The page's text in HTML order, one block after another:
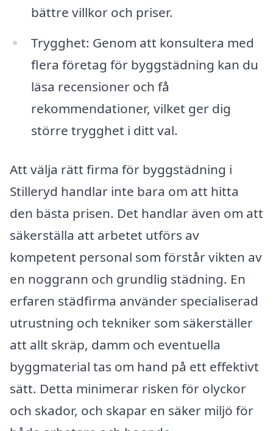
bättre villkor och priser.
Trygghet: Genom att konsultera med
flera företag för byggstädning kan du
läsa recensioner och få
rekommendationer, vilket ger dig
större trygghet i ditt val.
Att välja rätt firma för byggstädning i
Stilleryd handlar inte bara om att hitta
den bästa prisen. Det handlar även om att
säkerställa att arbetet utförs av
kompetent personal som förstår vikten av
en noggrann och grundlig städning. En
erfaren städfirma använder specialiserad
utrustning och tekniker som säkerställer
att allt skräp, damm och eventuella
byggmaterial tas om hand på ett effektivt
sätt. Detta minimerar risken för olyckor
och skador, och skapar en säker miljö för